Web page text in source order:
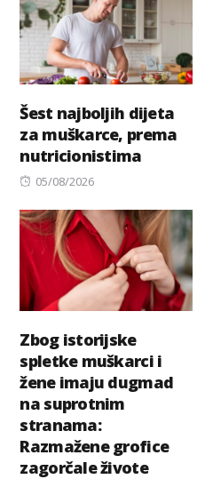
Šest najboljih dijeta
za muškarce, prema
nutricionistima
Posted
05/08/2026
Zbog istorijske
spletke muškarci i
žene imaju dugmad
na suprotnim
stranama:
Razmažene grofice
zagorčale živote